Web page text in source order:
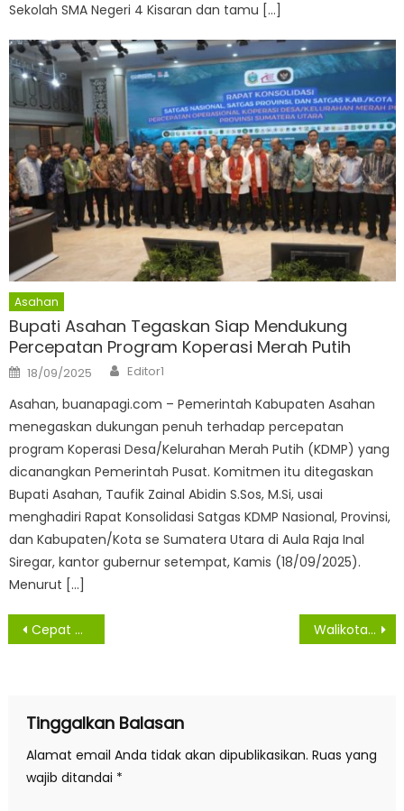
Sekolah SMA Negeri 4 Kisaran dan tamu […]
Asahan
Bupati Asahan Tegaskan Siap Mendukung
Percepatan Program Koperasi Merah Putih
Posted
on
18/09/2025 Author
Editor1
Asahan, buanapagi.com – Pemerintah Kabupaten Asahan
menegaskan dukungan penuh terhadap percepatan
program Koperasi Desa/Kelurahan Merah Putih (KDMP) yang
dicanangkan Pemerintah Pusat. Komitmen itu ditegaskan
Bupati Asahan, Taufik Zainal Abidin S.Sos, M.Si, usai
menghadiri Rapat Konsolidasi Satgas KDMP Nasional, Provinsi,
dan Kabupaten/Kota se Sumatera Utara di Aula Raja Inal
Siregar, kantor gubernur setempat, Kamis (18/09/2025).
Menurut […]
Navigasi
Cepat Tangani Banjir, Pjs. Bupati Sergai Tinjau dan Beri Bantuan Kepada Masyarakat Walikota Ajak Stakeholder Serukan Pemerintah Pusat Untuk Pengendalian Sungai Padang
Tinggalkan Balasan
Alamat email Anda tidak akan dipublikasikan. Ruas yang
wajib ditandai *